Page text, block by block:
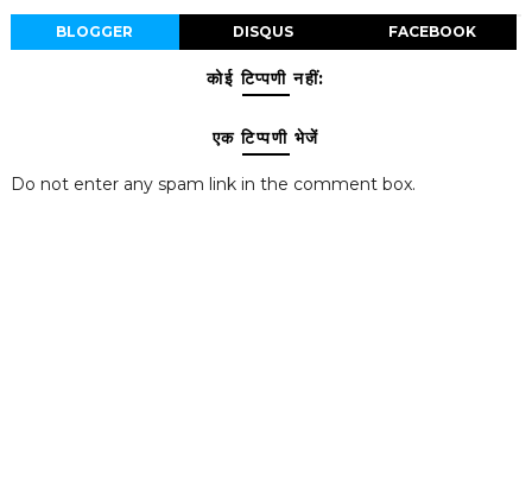
BLOGGER DISQUS FACEBOOK
कोई टिप्पणी नहीं:
एक टिप्पणी भेजें
Do not enter any spam link in the comment box.